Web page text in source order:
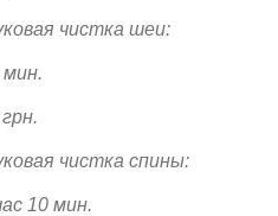
чистка шеи:
мин.
грн.
чистка спины:
10 мин.